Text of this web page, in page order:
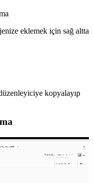
eklemek için sağ altta
kopyalayıp